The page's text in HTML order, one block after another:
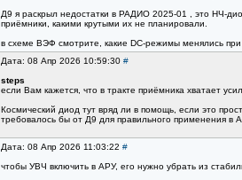
Д9 я раскрыл недостатки в РАДИО 2025-01 , это НЧ-
приёмники, какими крутыми их не планировали.
в схеме ВЭФ смотрите, какие DC-режимы менялись
Дата: 08 Апр 2026 10:59:30 #
steps
если Вам кажется, что в тракте приёмника хватает
Космический диод тут вряд ли в помощь, если это
требовалось бы от Д9 для правильного применения в
Дата: 08 Апр 2026 11:03:22 #
чтобы УВЧ включить в АРУ, его нужно убрать из